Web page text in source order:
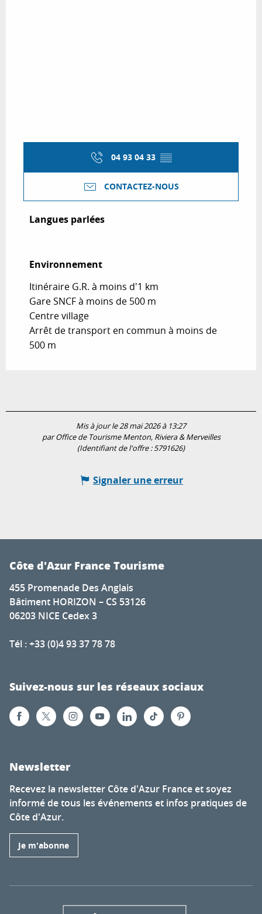
04 93 04 33 ▒▒
CONTACTEZ-NOUS
Langues parlées
Langues parlées
Environnement
Environnement
Itinéraire G.R. à moins d'1 km
Gare SNCF à moins de 500 m
Centre village
Arrêt de transport en commun à moins de
500 m
Mis à jour le 28 mai 2026 à 13:27
par Office de Tourisme Menton, Riviera & Merveilles
(Identifiant de l'offre :5791626)
Signaler une erreur
Côte d'Azur France Tourisme
455 Promenade Des Anglais
Bâtiment HORIZON – CS 53126
06203 NICE Cedex 3
Tél : +33 (0)4 93 37 78 78
Suivez-nous sur les réseaux sociaux
Newsletter
Recevez la newsletter Côte d'Azur France et soyez
informé de tous les événements et infos pratiques de
Côte d'Azur.
Je m'abonne